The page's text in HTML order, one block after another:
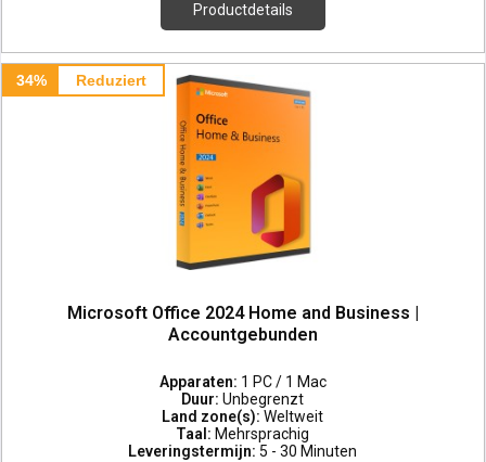
Productdetails
34% Reduziert
Microsoft Office 2024 Home and Business |
Accountgebunden
Apparaten: 1 PC / 1 Mac
Duur:Unbegrenzt
Land zone(s):Weltweit
Taal: Mehrsprachig
Leveringstermijn: 5 - 30 Minuten